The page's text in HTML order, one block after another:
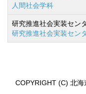
人間社会学科
研究推進社会実装セン
研究推進社会実装セン
COPYRIGHT (C) 北